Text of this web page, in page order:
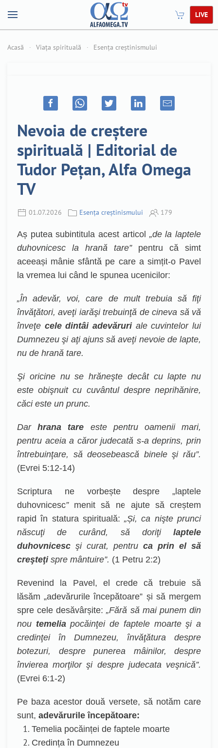
LIVE
Acasă Viața spirituală Esența creștinismului
Nevoia de creștere
spirituală | Editorial de
Tudor Pețan, Alfa Omega
TV
01.07.2026 Esența creștinismului 179
Aș putea subintitula acest articol „de la laptele
duhovnicesc la hrană tare”pentru că simt
aceeași mânie sfântă pe care a simțit-o Pavel
la vremea lui când le spunea ucenicilor:
„În adevăr, voi, care de mult trebuia să fiţi
învăţători, aveţi iarăşi trebuinţă de cineva să vă
înveţe cele dintâi adevăruriale cuvintelor lui
Dumnezeu şi aţi ajuns să aveţi nevoie de lapte,
nu de hrană tare.
Şi oricine nu se hrăneşte decât cu lapte nu
este obişnuit cu cuvântul despre neprihănire,
căci este un prunc.
Darhrana tare este pentru oamenii mari,
pentru aceia a căror judecată s-a deprins, prin
întrebuinţare, să deosebească binele şi rău”.
(Evrei 5:12-14)
Scriptura ne vorbește despre „laptele
duhovnicesc”menit să ne ajute să creștem
rapid în statura spirituală:„Și, ca nişte prunci
născuţi de curând, să doriţi laptele
duhovnicesc şi curat, pentru ca prin el să
creşteţispre mântuire”. (1 Petru 2:2)
Revenind la Pavel, el crede că trebuie să
lăsăm „adevărurile începătoare” și să mergem
spre cele desăvârșite:„Fără să mai punem din
nou temeliapocăinţei de faptele moarte şi a
credinţei în Dumnezeu, învăţătura despre
botezuri, despre punerea mâinilor, despre
învierea morţilor şi despre judecata veşnică”.
(Evrei 6:1-2)
Pe baza acestor două versete, să notăm care
sunt, adevărurile începătoare:
Temelia pocăinței de faptele moarte
Credința în Dumnezeu